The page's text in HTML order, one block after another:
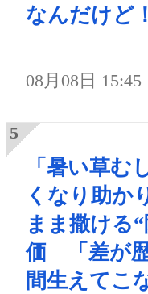
なんだけど
08月08日 15:45
「暑い草む
くなり助
まま撒ける
価 「差が
間生えてこ